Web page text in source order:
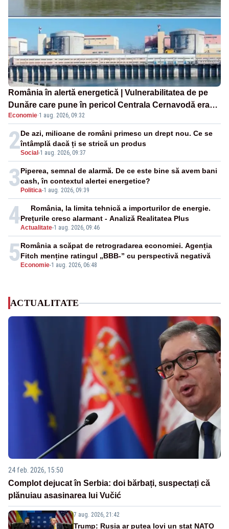
România în alertă energetică | Vulnerabilitatea de pe
Dunăre care pune în pericol Centrala Cernavodă era
cunoscută de pe vremea lui Ceaușescu
Economie·1 aug. 2026, 09:32
2Social -1 aug. 2026, 09:37
De azi, milioane de români primesc un drept nou. Ce se
întâmplă dacă ți se strică un produs
3 Politica-1 aug. 2026, 09:39
Piperea, semnal de alarmă. De ce este bine să avem bani
cash, în contextul alertei energetice?
4Actualitate-1 aug. 2026, 09:46
România, la limita tehnică a importurilor de energie.
Prețurile cresc alarmant - Analiză Realitatea Plus
5 Economie-1 aug. 2026, 06:48
România a scăpat de retrogradarea economiei. Agenția
Fitch menține ratingul „BBB-” cu perspectivă negativă
ACTUALITATE
24 feb. 2026, 15:50
Complot dejucat în Serbia: doi bărbați, suspectați că
plănuiau asasinarea lui Vučić
7 aug. 2026, 21:42
Trump: Rusia ar putea lovi un stat NATO